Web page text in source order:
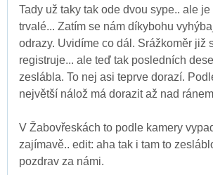
Tady už taky tak ode dvou sype.. ale
trvalé... Zatím se nám díkybohu
odrazy. Uvidíme co dál. Srážkoměr již
registruje... ale teď tak posledních
zeslábla. To nej asi teprve dorazí.
největší nálož má dorazit až nad
V Žabovřeskách to podle kamery
zajímavě.. edit: aha tak i tam to
pozdrav za námi.